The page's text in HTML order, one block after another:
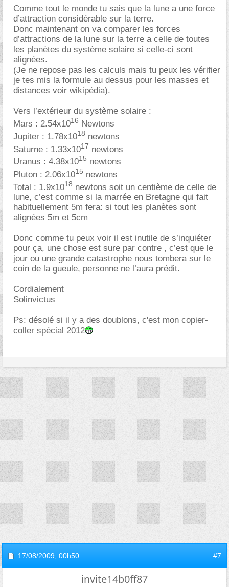
Comme tout le monde tu sais que la lune a une force
d’attraction considérable sur la terre.
Donc maintenant on va comparer les forces
d’attractions de la lune sur la terre a celle de toutes
les planètes du système solaire si celle-ci sont
alignées.
(Je ne repose pas les calculs mais tu peux les vérifier
je tes mis la formule au dessus pour les masses et
distances voir wikipédia).
Vers l’extérieur du système solaire :
Mars : 2.54x1016 Newtons
Jupiter : 1.78x1018 newtons
Saturne : 1.33x1017 newtons
Uranus : 4.38x1015 newtons
Pluton : 2.06x1015 newtons
Total : 1.9x1018 newtons soit un centième de celle de
lune, c’est comme si la marrée en Bretagne qui fait
habituellement 5m fera: si tout les planètes sont
alignées 5m et 5cm
Donc comme tu peux voir il est inutile de s’inquiéter
pour ça, une chose est sure par contre , c’est que le
jour ou une grande catastrophe nous tombera sur le
coin de la gueule, personne ne l’aura prédit.
Cordialement
Solinvictus
Ps: désolé si il y a des doublons, c'est mon copier-
coller spécial 2012
17/08/2009, 00h50 #7
invite14b0ff87